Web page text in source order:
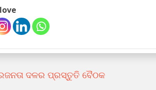
ଦଳର ପ୍ରସ୍ତୁତି ବୈଠକ